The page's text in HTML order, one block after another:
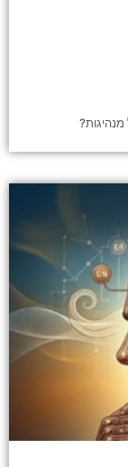
מנהיגות?